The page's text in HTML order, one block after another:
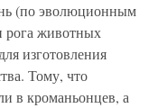
(по эволюционным
рога животных
изготовления
Тому, что
в кроманьонцев, а